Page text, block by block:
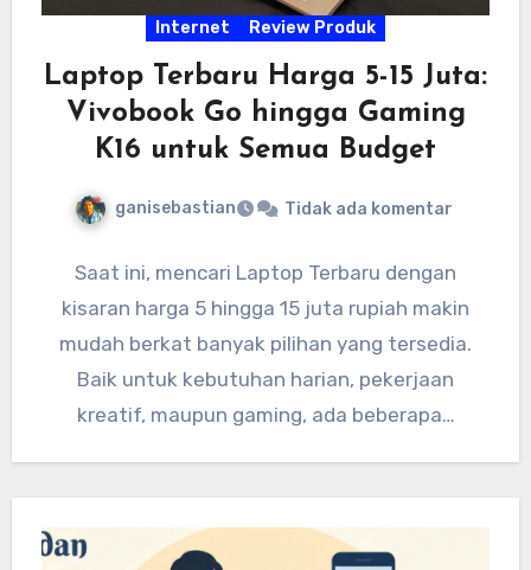
Internet Review Produk
Laptop Terbaru Harga 5-15 Juta:
Vivobook Go hingga Gaming
K16 untuk Semua Budget
ganisebastian Tidak ada komentar
Saat ini, mencari Laptop Terbaru dengan
kisaran harga 5 hingga 15 juta rupiah makin
mudah berkat banyak pilihan yang tersedia.
Baik untuk kebutuhan harian, pekerjaan
kreatif, maupun gaming, ada beberapa…